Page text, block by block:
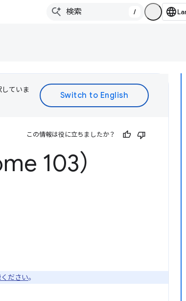
/
ていま
この情報は役に立ちましたか？
103）
ださい。